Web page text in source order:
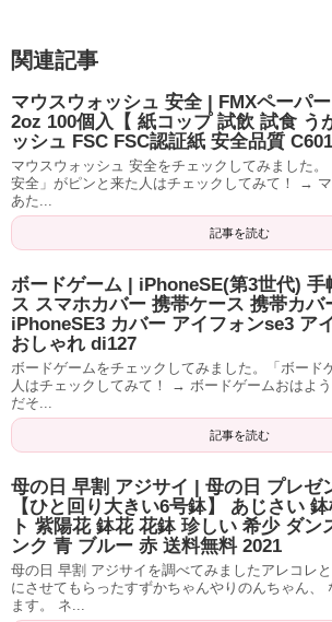
関連記事
マウスウォッシュ 安全 | FMXペーパ
2oz 100個入【 紙コップ 試飲 試食 う
ッシュ FSC FSC認証紙 安全品質
マウスウォッシュ 安全をチェックしてみました。
安全」がピンと来た人はチェックしてみて！ →
あた...
記事を読む
ボードゲーム | iPhoneSE(第3世代) 手
ス スマホカバー 携帯ケース 携帯カバ
iPhoneSE3 カバー アイフォンse3 ア
おしゃれ di127
ボードゲームをチェックしてみました。「ボード
人はチェックしてみて！ → ボードゲームおはよ
だそ...
記事を読む
母の日 早割 アジサイ | 母の日 プレゼ
【ひと回り大きい6号鉢】 あじさい
ト 紫陽花 鉢花 花鉢 珍しい 希少 ダン
ンク 青 ブルー 赤 送料無料 2021
母の日 早割 アジサイを調べてみましたアレコレ
にさせてもらったすずかちゃんやりのんちゃん、
ます。 ネ...